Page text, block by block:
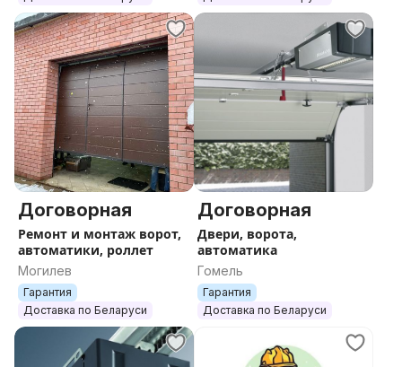
Договорная
Ремонт и монтаж ворот,
автоматики, роллет
Могилев
Гарантия
Доставка по Беларуси
Договорная
Двери, ворота,
автоматика
Гомель
Гарантия
Доставка по Беларуси